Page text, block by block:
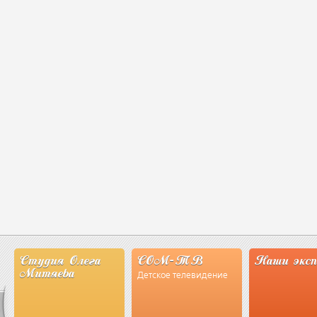
Студия Олега
Митяева
СОМ-ТВ
Детское телевидение
Наши